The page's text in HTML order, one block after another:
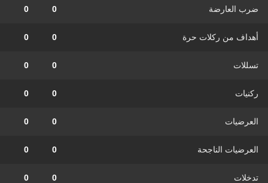
ضرب العارضة 0
0
أهداف من ركلات حرة 0
0
تسللات 0
0
ركنيات 0
0
العرضيات 0
0
العرضيات الناجحة 0
0
تدخلات 0
0